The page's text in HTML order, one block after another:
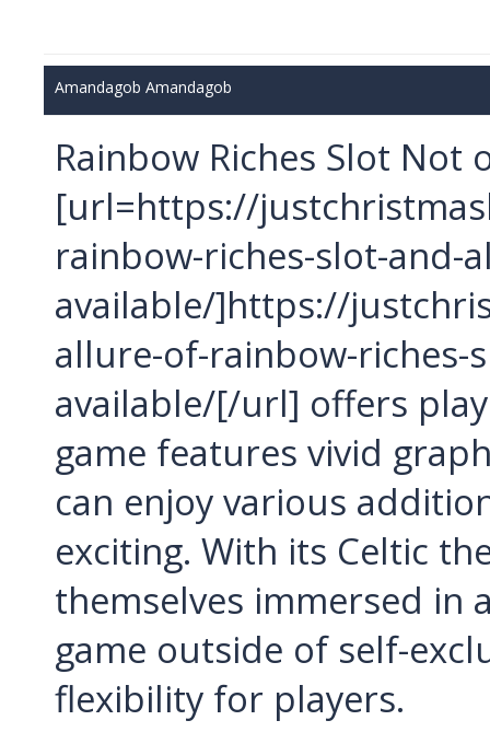
Amandagob Amandagob
Rainbow Riches Slot Not
[url=https://
rainbow-riches-slot-and-
available/]https://
allure-of-rainbow-riches-
available/[/url] offers
game features vivid
can enjoy various
exciting. With its Celtic
themselves immersed in
game outside of self-
flexibility for players.